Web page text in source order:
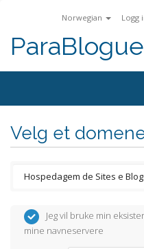
Norwegian Logg
Velg et
Jeg vil bruke min
mine navneservere